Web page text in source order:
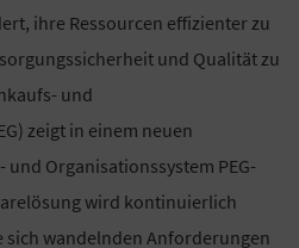
ihre Ressourcen effizienter zu
und Qualität zu
und
zeigt in einem neuen
und Organisationssystem PEG-
wird kontinuierlich
wandelnden Anforderungen